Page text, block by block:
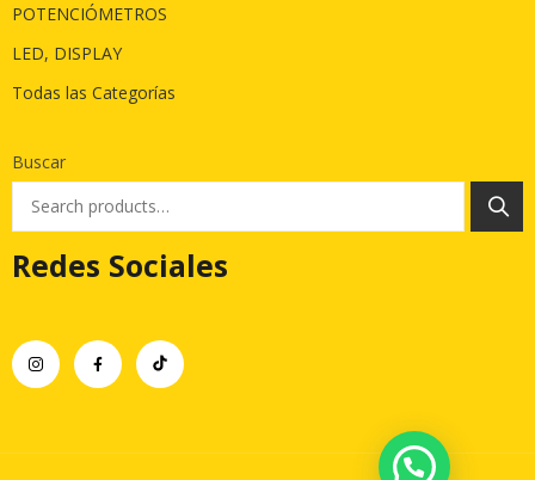
POTENCIÓMETROS
LED, DISPLAY
Todas las Categorías
Buscar
Redes Sociales